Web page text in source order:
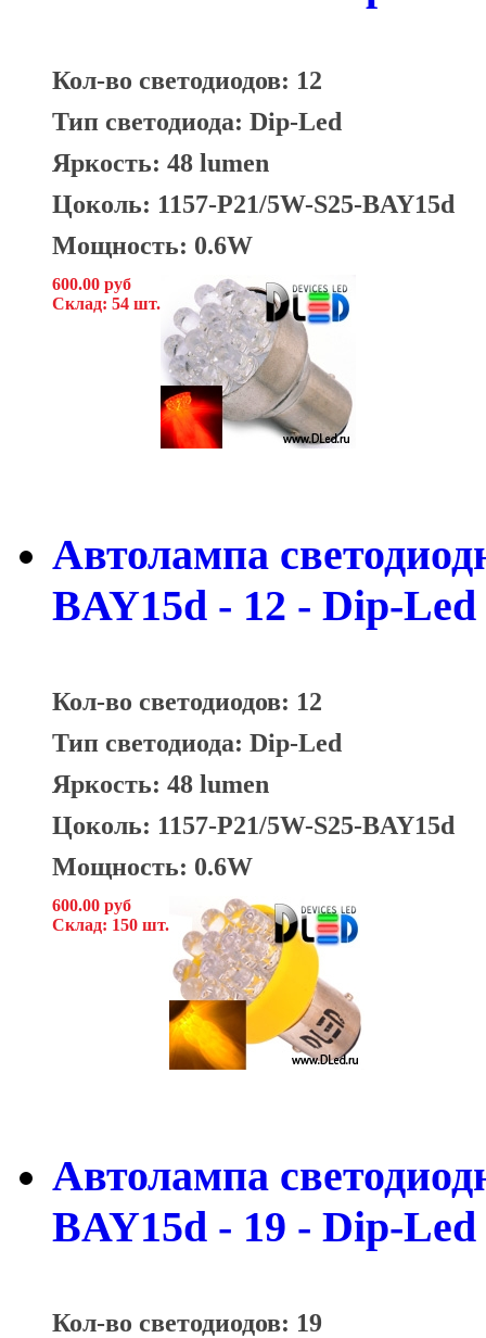
Кол-во светодиодов: 12
Тип светодиода: Dip-Led
Яркость: 48 lumen
Цоколь: 1157-P21/5W-S25-BAY15d
Мощность: 0.6W
600.00 руб
Склад: 54 шт.
Автолампа
BAY15d - 12 - Dip-
Кол-во светодиодов: 12
Тип светодиода: Dip-Led
Яркость: 48 lumen
Цоколь: 1157-P21/5W-S25-BAY15d
Мощность: 0.6W
600.00 руб
Склад: 150 шт.
Автолампа
BAY15d - 19 - Dip-
Кол-во светодиодов: 19